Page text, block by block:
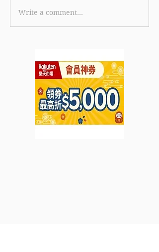
【星展DBS 信用卡優惠】
成功申請DBS Live Fresh
Card+帳戶即享豁免首年
年費及精彩迎新優惠 (優惠
至2022年3月31日)
Write a comment...